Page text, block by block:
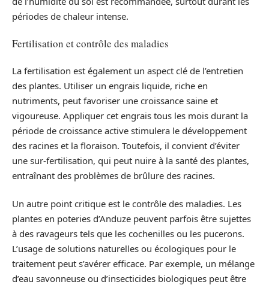
périodes de chaleur intense.
Fertilisation et contrôle des maladies
La fertilisation est également un aspect clé de l’entretien
des plantes. Utiliser un engrais liquide, riche en
nutriments, peut favoriser une croissance saine et
vigoureuse. Appliquer cet engrais tous les mois durant la
période de croissance active stimulera le développement
des racines et la floraison. Toutefois, il convient d’éviter
une sur-fertilisation, qui peut nuire à la santé des plantes,
entraînant des problèmes de brûlure des racines.
Un autre point critique est le contrôle des maladies. Les
plantes en poteries d’Anduze peuvent parfois être sujettes
à des ravageurs tels que les cochenilles ou les pucerons.
L’usage de solutions naturelles ou écologiques pour le
traitement peut s’avérer efficace. Par exemple, un mélange
d’eau savonneuse ou d’insecticides biologiques peut être